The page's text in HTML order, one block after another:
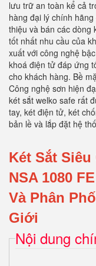
lưu trữ an toàn kể cả
hàng đại lý chính
thiệu và bán các dòng
tốt nhất nhu cầu của
xuất với công nghệ
khoá điện tử đáp ứng
cho khách hàng. Bề
Công nghệ sơn hiện
két sắt welko safe rất
tay, két điện tử, két
bản lề và lắp đặt hệ
Két Sắt
NSA 1080
Và Phân
Giới
Nội dung